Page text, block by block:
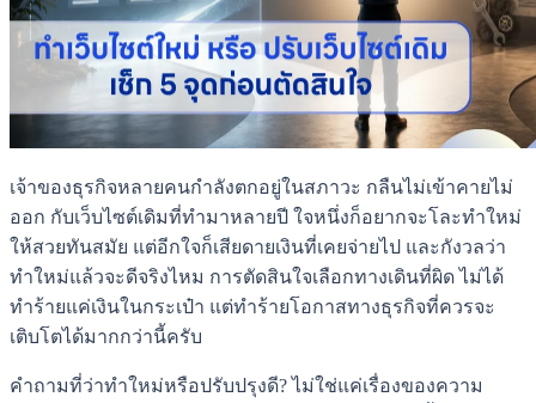
เจ้าของธุรกิจหลายคนกำลังตกอยู่ในสภาวะ กลืนไม่เข้าคายไม่
ออก กับเว็บไซต์เดิมที่ทำมาหลายปี ใจหนึ่งก็อยากจะโละทำใหม่
ให้สวยทันสมัย แต่อีกใจก็เสียดายเงินที่เคยจ่ายไป และกังวลว่า
ทำใหม่แล้วจะดีจริงไหม การตัดสินใจเลือกทางเดินที่ผิด ไม่ได้
ทำร้ายแค่เงินในกระเป๋า แต่ทำร้ายโอกาสทางธุรกิจที่ควรจะ
เติบโตได้มากกว่านี้ครับ
คำถามที่ว่าทำใหม่หรือปรับปรุงดี? ไม่ใช่แค่เรื่องของความ